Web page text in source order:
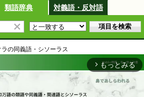
類語辞典 対義語・反対語
の同義語・シソーラス
arrow_forward_ios もっとみる